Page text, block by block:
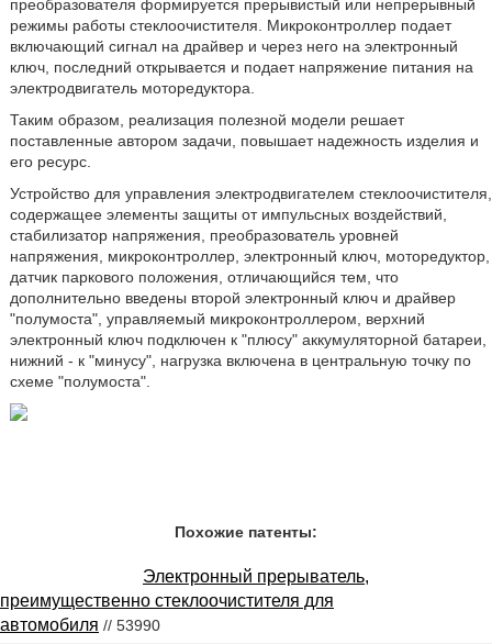
преобразователя формируется прерывистый или непрерывный
режимы работы стеклоочистителя. Микроконтроллер подает
включающий сигнал на драйвер и через него на электронный
ключ, последний открывается и подает напряжение питания на
электродвигатель моторедуктора.
Таким образом, реализация полезной модели решает
поставленные автором задачи, повышает надежность изделия и
его ресурс.
Устройство для управления электродвигателем стеклоочистителя,
содержащее элементы защиты от импульсных воздействий,
стабилизатор напряжения, преобразователь уровней
напряжения, микроконтроллер, электронный ключ, моторедуктор,
датчик паркового положения, отличающийся тем, что
дополнительно введены второй электронный ключ и драйвер
"полумоста", управляемый микроконтроллером, верхний
электронный ключ подключен к "плюсу" аккумуляторной батареи,
нижний - к "минусу", нагрузка включена в центральную точку по
схеме "полумоста".
Похожие патенты:
Электронный прерыватель,
преимущественно стеклоочистителя для
автомобиля // 53990